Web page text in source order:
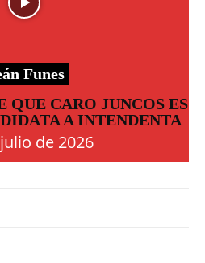
Funes
QUE CARO JUNCOS ES
A INTENDENTA
de 2026